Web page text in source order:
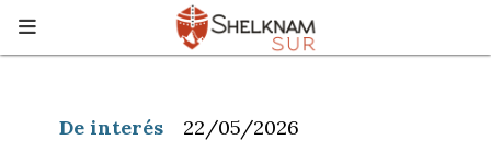
De interés 22/05/2026